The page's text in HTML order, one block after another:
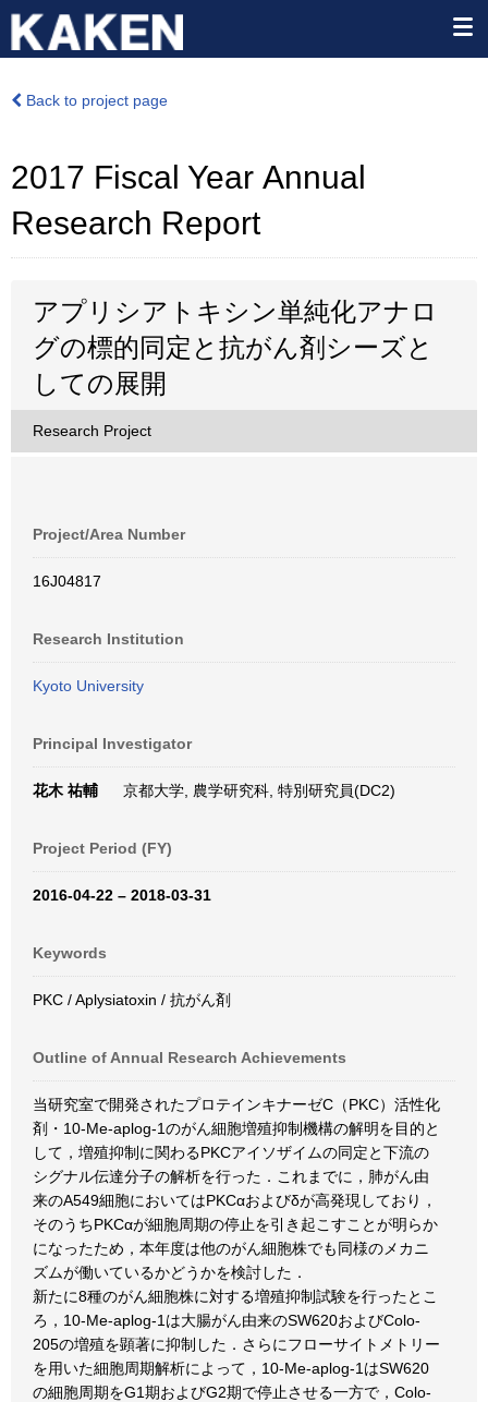
Back to project page
2017 Fiscal Year Annual
Research Report
アプリシアトキシン単純化アナロ
グの標的同定と抗がん剤シーズと
しての展開
Research Project
Project/Area Number
16J04817
Research Institution
Kyoto University
Principal Investigator
花木 祐輔 京都大学, 農学研究科, 特別研究員(DC2)
Project Period (FY)
2016-04-22 – 2018-03-31
Keywords
PKC / Aplysiatoxin / 抗がん剤
Outline of Annual Research Achievements
当研究室で開発されたプロテインキナーゼC（PKC）活性化
剤・10-Me-aplog-1のがん細胞増殖抑制機構の解明を目的と
して，増殖抑制に関わるPKCアイソザイムの同定と下流の
シグナル伝達分子の解析を行った．これまでに，肺がん由
来のA549細胞においてはPKCαおよびδが高発現しており，
そのうちPKCαが細胞周期の停止を引き起こすことが明らか
になったため，本年度は他のがん細胞株でも同様のメカニ
ズムが働いているかどうかを検討した．
新たに8種のがん細胞株に対する増殖抑制試験を行ったとこ
ろ，10-Me-aplog-1は大腸がん由来のSW620およびColo-
205の増殖を顕著に抑制した．さらにフローサイトメトリー
を用いた細胞周期解析によって，10-Me-aplog-1はSW620
の細胞周期をG1期およびG2期で停止させる一方で，Colo-